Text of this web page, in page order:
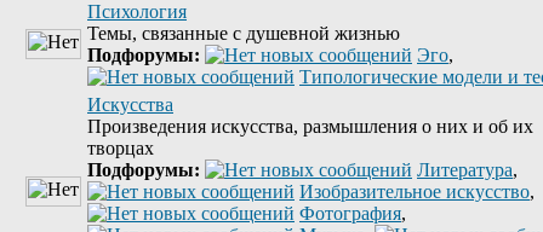
Психология
Темы, связанные с душевной жизнью
Подфорумы:
Эго,
Типологические модели и
Искусства
Произведения искусства, размышления о них и об их
творцах
Подфорумы:
Литература,
Изобразительное искусство,
Фотография,